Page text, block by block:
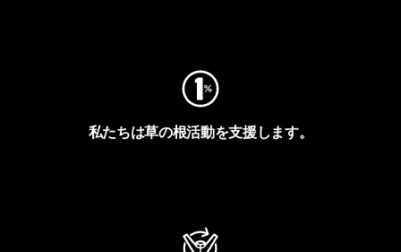
私たちは草の根活動を支援します。